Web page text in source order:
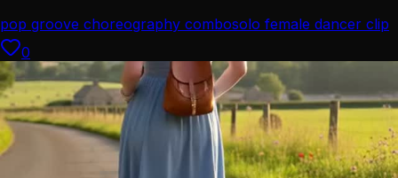
pop groove choreography combosolo female dancer clip
0